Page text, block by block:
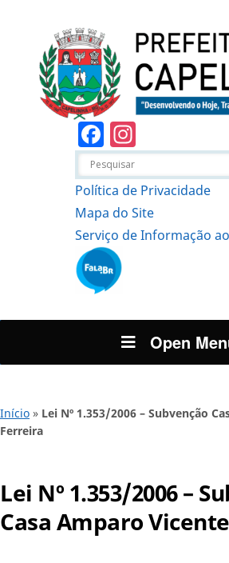
Facebook
Política de Privacidade
Mapa do Site
Serviço de Informação
Open
Início » Lei Nº 1.353/2006 – Subvenção
Ferreira
Lei Nº 1.353/2006 –
Casa Amparo